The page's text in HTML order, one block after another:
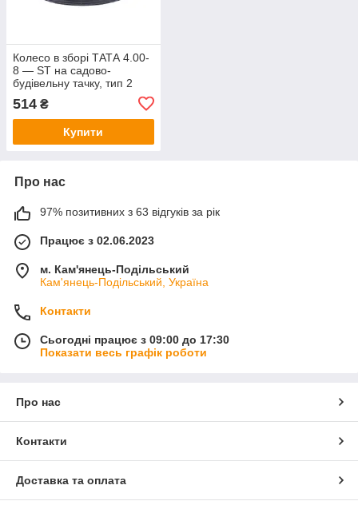
Колесо в зборі ТАТА 4.00-
8 — ST на садово-
будівельну тачку, тип 2
514 ₴
Купити
Про нас
97% позитивних з 63 відгуків за рік
Працює з 02.06.2023
м. Кам'янець-Подільський
Кам'янець-Подільський, Україна
Контакти
Сьогодні працює з 09:00 до 17:30
Показати весь графік роботи
Про нас
Контакти
Доставка та оплата